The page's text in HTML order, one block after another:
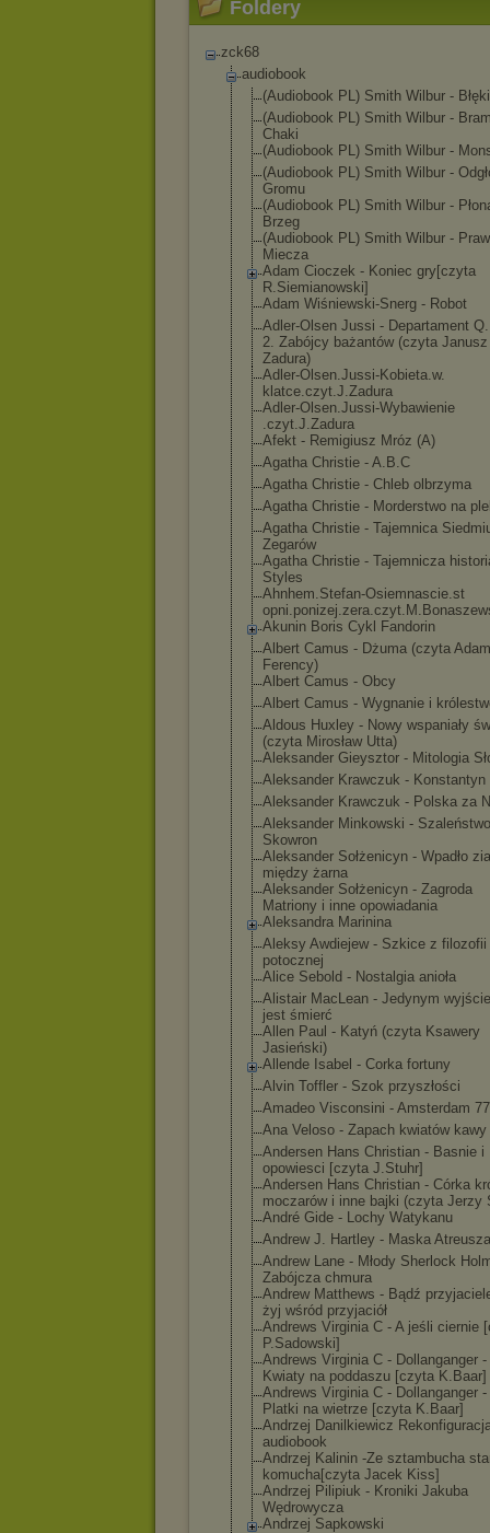
Foldery
zck68
audiobook
(Audiobook PL) Smith Wilbur -
(Audiobook PL) Smith Wilbur -
Chaki
(Audiobook PL) Smith Wilbur -
(Audiobook PL) Smith Wilbur -
Gromu
(Audiobook PL) Smith Wilbur -
Brzeg
(Audiobook PL) Smith Wilbur -
Miecza
Adam Cioczek - Koniec gry[czyta
R.Siemianowski]
Adam Wiśniewski-Snerg - Robot
Adler-Olsen Jussi - Departament
2. Zabójcy bażantów (czyta Janusz
Zadura)
Adler-Olsen.Jussi-Kobieta.w.
klatce.czyt.J.Zadura
Adler-Olsen.Jussi-Wybawienie
.czyt.J.Zadura
Afekt - Remigiusz Mróz (A)
Agatha Christie - A.B.C
Agatha Christie - Chleb olbrzyma
Agatha Christie - Morderstwo na
Agatha Christie - Tajemnica
Zegarów
Agatha Christie - Tajemnicza
Styles
Ahnhem.Stefan-Osiemnascie.st
opni.ponizej.zera.czyt.M.Bon
Akunin Boris Cykl Fandorin
Albert Camus - Dżuma (czyta Adam
Ferency)
Albert Camus - Obcy
Albert Camus - Wygnanie i
Aldous Huxley - Nowy wspaniały
(czyta Mirosław Utta)
Aleksander Gieysztor - Mitologia
Aleksander Krawczuk - Konstantyn
Aleksander Krawczuk - Polska za
Aleksander Minkowski -
Skowron
Aleksander Sołżenicyn - Wpadło
między żarna
Aleksander Sołżenicyn - Zagroda
Matriony i inne opowiadania
Aleksandra Marinina
Aleksy Awdiejew - Szkice z filozofii
potocznej
Alice Sebold - Nostalgia anioła
Alistair MacLean - Jedynym
jest śmierć
Allen Paul - Katyń (czyta Ksawery
Jasieński)
Allende Isabel - Corka fortuny
Alvin Toffler - Szok przyszłości
Amadeo Visconsini - Amsterdam 77
Ana Veloso - Zapach kwiatów kawy
Andersen Hans Christian - Basnie i
opowiesci [czyta J.Stuhr]
Andersen Hans Christian - Córka
moczarów i inne bajki (czyta Jerzy
André Gide - Lochy Watykanu
Andrew J. Hartley - Maska Atreusza
Andrew Lane - Młody Sherlock
Zabójcza chmura
Andrew Matthews - Bądź
żyj wśród przyjaciół
Andrews Virginia C - A jeśli ciernie
P.Sadowski]
Andrews Virginia C - Dollanganger -
Kwiaty na poddaszu [czyta K.Baar]
Andrews Virginia C - Dollanganger -
Platki na wietrze [czyta K.Baar]
Andrzej Danilkiewicz
audiobook
Andrzej Kalinin -Ze sztambucha
komucha[czyta Jacek Kiss]
Andrzej Pilipiuk - Kroniki Jakuba
Wędrowycza
Andrzej Sapkowski